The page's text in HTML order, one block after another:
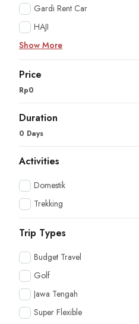
Gardi Rent Car
HAJI
Show More
Price
Rp0
Duration
0 Days
Activities
Domestik
Trekking
Trip Types
Budget Travel
Golf
Jawa Tengah
Super Flexible